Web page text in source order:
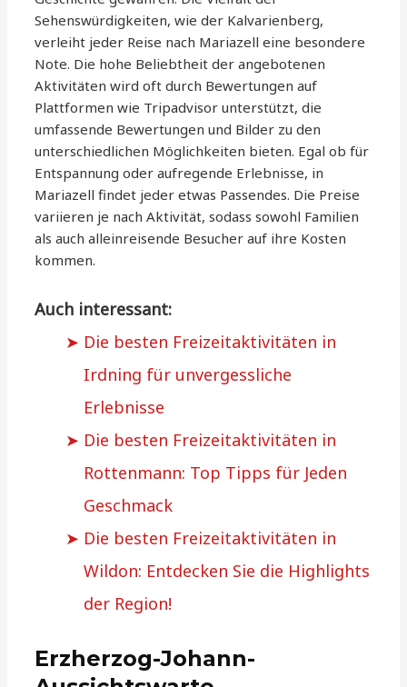
Sehenswürdigkeiten, wie der Kalvarienberg,
verleiht jeder Reise nach Mariazell eine besondere
Note. Die hohe Beliebtheit der angebotenen
Aktivitäten wird oft durch Bewertungen auf
Plattformen wie Tripadvisor unterstützt, die
umfassende Bewertungen und Bilder zu den
unterschiedlichen Möglichkeiten bieten. Egal ob für
Entspannung oder aufregende Erlebnisse, in
Mariazell findet jeder etwas Passendes. Die Preise
variieren je nach Aktivität, sodass sowohl Familien
als auch alleinreisende Besucher auf ihre Kosten
kommen.
Auch interessant:
Die besten Freizeitaktivitäten in
Irdning für unvergessliche
Erlebnisse
Die besten Freizeitaktivitäten in
Rottenmann: Top Tipps für Jeden
Geschmack
Die besten Freizeitaktivitäten in
Wildon: Entdecken Sie die Highlights
der Region!
Erzherzog-Johann-